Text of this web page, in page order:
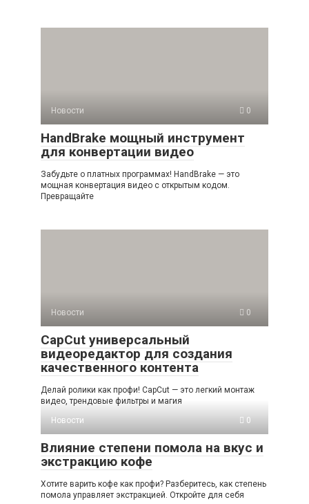
Новости 0
HandBrake мощный инструмент
для конвертации видео
Забудьте о платных программах! HandBrake — это
мощная конвертация видео с открытым кодом.
Превращайте
Новости 0
CapCut универсальный
видеоредактор для создания
качественного контента
Делай ролики как профи! CapCut — это легкий монтаж
видео, трендовые фильтры и магия
Новости
0
Влияние степени помола на вкус и
экстракцию кофе
Хотите варить кофе как профи? Разберитесь, как степень
помола управляет экстракцией. Откройте для себя